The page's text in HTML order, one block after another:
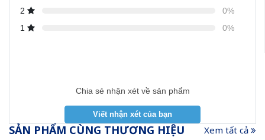
2
0%
1
0%
Chia sẻ nhận xét về sản phẩm
SẢN PHẨM CÙNG THƯƠNG HIỆU Xem tất cả